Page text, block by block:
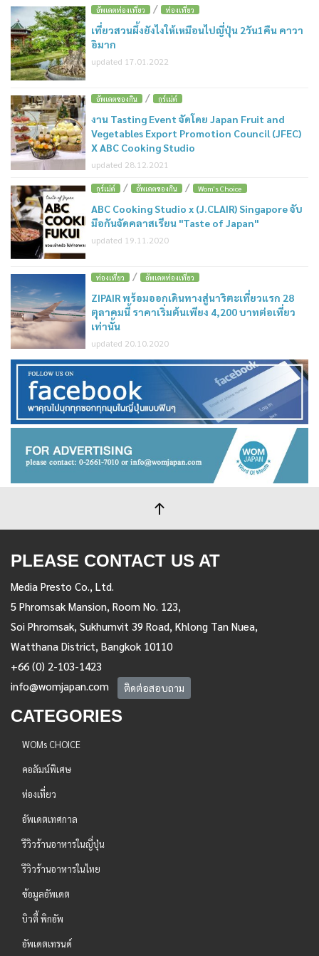
อัพเดตท่องเที่ยว / ท่องเที่ยว
เที่ยวสวนผึ้งยังไงให้เหมือนไปญี่ปุ่น 2วัน1คืน คาวา
อิมาก
updated 17.01.2022
อัพเดตของกิน / กูร์เม่ต์
งาน Tasting Event จัดโดย Japan Fruit and
Vegetables Export Promotion Council (JFEC)
X ABC Cooking Studio
updated 28.12.2021
กูร์เม่ต์ / อัพเดตของกิน / Wom's Choice
ABC Cooking Studio x (J.CLAIR) Singapore จับ
มือกันจัดคลาสเรียน "Taste of Japan"
updated 19.11.2020
ท่องเที่ยว / อัพเดตท่องเที่ยว
ZIPAIR พร้อมออกเดินทางสู่นาริตะเที่ยวแรก 28
ตุลาคมนี้ ราคาเริ่มต้นเพียง 4,200 บาทต่อเที่ยว
เท่านั้น
updated 20.10.2020
PLEASE CONTACT US AT
Media Presto Co., Ltd.
5 Phromsak Mansion, Room No. 123,
Soi Phromsak, Sukhumvit 39 Road, Khlong Tan Nuea,
Watthana District, Bangkok 10110
+66 (0) 2-103-1423
info@womjapan.com
ติดต่อสอบถาม
CATEGORIES
WOMs CHOICE
คอลัมน์พิเศษ
ท่องเที่ยว
อัพเดตเทศกาล
รีวิวร้านอาหารในญี่ปุ่น
รีวิวร้านอาหารในไทย
ข้อมูลอัพเดต
บิวตี้ พิกอัพ
อัพเดตเทรนด์